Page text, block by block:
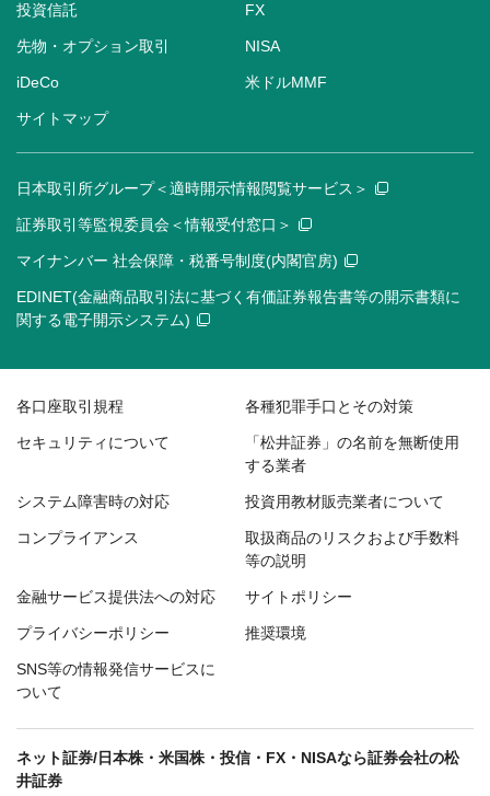
投資信託 FX
先物・オプション取引 NISA
iDeCo 米ドルMMF
サイトマップ
日本取引所グループ＜適時開示情報閲覧サービス＞
証券取引等監視委員会＜情報受付窓口＞
マイナンバー 社会保障・税番号制度(内閣官房)
EDINET(金融商品取引法に基づく有価証券報告書等の開示書類に
関する電子開示システム)
各口座取引規程 各種犯罪手口とその対策
セキュリティについて
「松井証券」の名前を無断使用
する業者
システム障害時の対応 投資用教材販売業者について
コンプライアンス
取扱商品のリスクおよび手数料
等の説明
金融サービス提供法への対応 サイトポリシー
プライバシーポリシー 推奨環境
SNS等の情報発信サービスに
ついて
ネット証券/日本株・米国株・投信・FX・NISAなら証券会社の松
井証券